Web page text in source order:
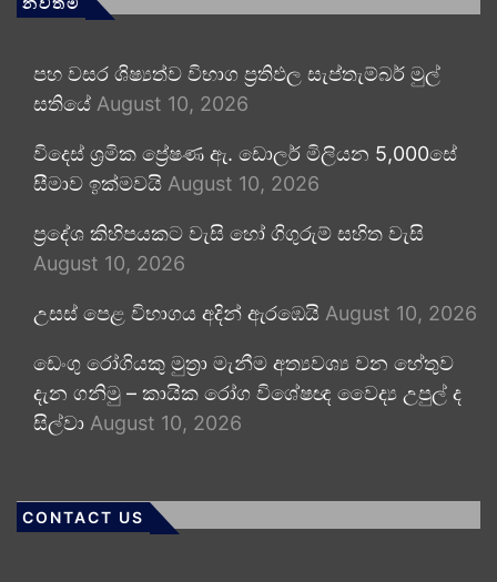
පහ වසර ශිෂ්‍යත්ව විභාග ප්‍රතිඵල සැප්තැම්බර් මුල්
සතියේ August 10, 2026
විදෙස් ශ්‍රමික ප්‍රේෂණ ඇ. ඩොලර් මිලියන 5,000සේ
සීමාව ඉක්මවයි August 10, 2026
ප්‍රදේශ කිහිපයකට වැසි හෝ ගිගුරුම් සහිත වැසි
August 10, 2026
උසස් පෙළ විභාගය අදින් ඇරඹෙයි August 10, 2026
ඩෙංගු රෝගියකු ⁣මුත්‍රා මැනීම අත්‍යවශ්‍ය වන හේතුව
දැන ගනිමු – කායික රෝග විශේෂඥ වෛද්‍ය උපුල් ද
සිල්වා August 10, 2026
CONTACT US